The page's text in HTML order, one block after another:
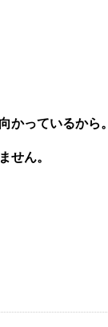
かっているから。
せん。